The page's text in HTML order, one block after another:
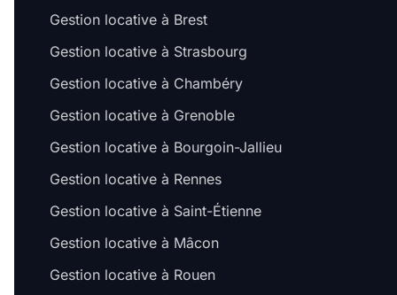
Gestion locative à Brest
Gestion locative à Strasbourg
Gestion locative à Chambéry
Gestion locative à Grenoble
Gestion locative à Bourgoin-Jallieu
Gestion locative à Rennes
Gestion locative à Saint-Étienne
Gestion locative à Mâcon
Gestion locative à Rouen